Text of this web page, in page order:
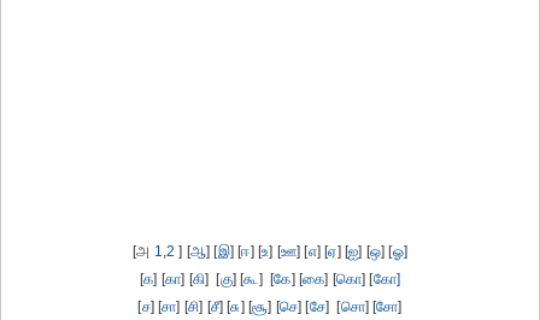
[அ 1,2 ] [ஆ] [இ] [ஈ] [உ] [ஊ] [எ] [ஏ] [ஐ] [ஒ] [ஓ]
[க] [கா] [கி] [கு] [கூ] [கே] [கை] [கொ] [கோ]
[ச] [சா] [சி] [சீ] [சு] [சூ] [செ] [சே] [சொ] [சோ]